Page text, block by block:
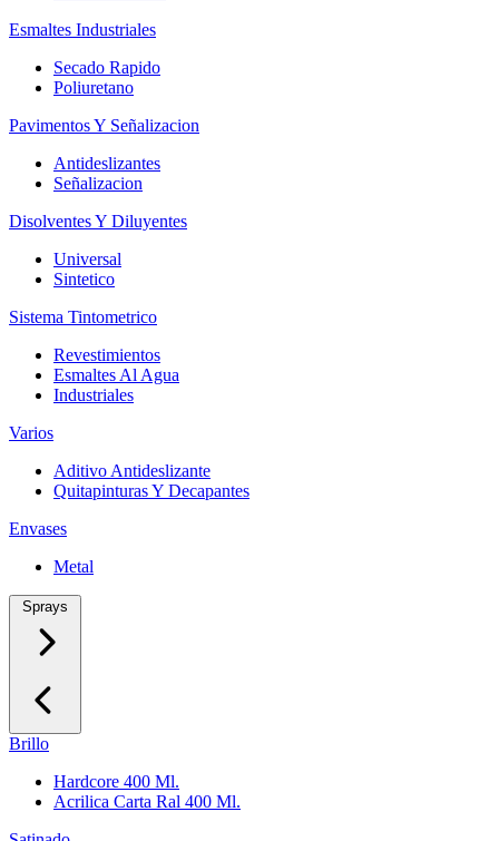
Esmaltes Industriales
Secado Rapido
Poliuretano
Pavimentos Y Señalizacion
Antideslizantes
Señalizacion
Disolventes Y Diluyentes
Universal
Sintetico
Sistema Tintometrico
Revestimientos
Esmaltes Al Agua
Industriales
Varios
Aditivo Antideslizante
Quitapinturas Y Decapantes
Envases
Metal
Sprays
Brillo
Hardcore 400 Ml.
Acrilica Carta Ral 400 Ml.